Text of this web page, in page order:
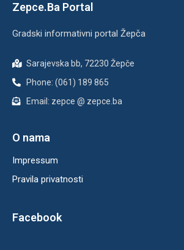
Zepce.Ba Portal
Gradski informativni portal Žepča
Sarajevska bb, 72230 Žepče
Phone: (061) 189 865
Email: zepce @ zepce.ba
O nama
Impressum
Pravila privatnosti
Facebook